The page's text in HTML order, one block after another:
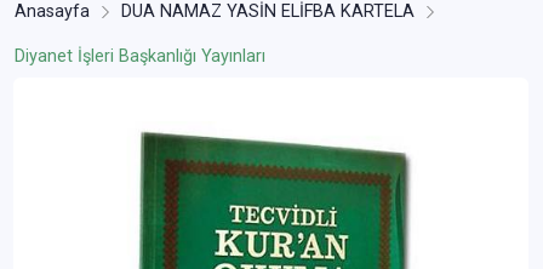
Anasayfa DUA NAMAZ YASİN ELİFBA KARTELA
Diyanet İşleri Başkanlığı Yayınları